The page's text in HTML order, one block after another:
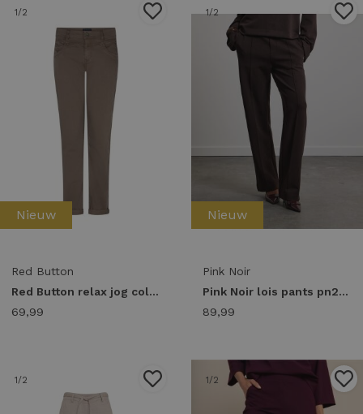
1/2
Nieuw
Red Button
Red Button relax jog colour srb5022 Broek clay-l31
69,99
1/2
Nieuw
Pink Noir
Pink Noir lois pants pn22243271 Broek 206 ganache
89,99
1/2 1/2